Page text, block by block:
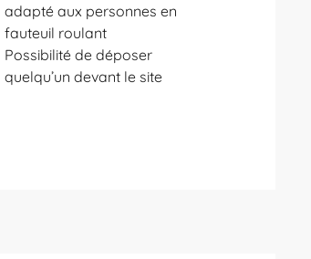
adapté aux personnes en
fauteuil roulant
Possibilité de déposer
quelqu’un devant le site